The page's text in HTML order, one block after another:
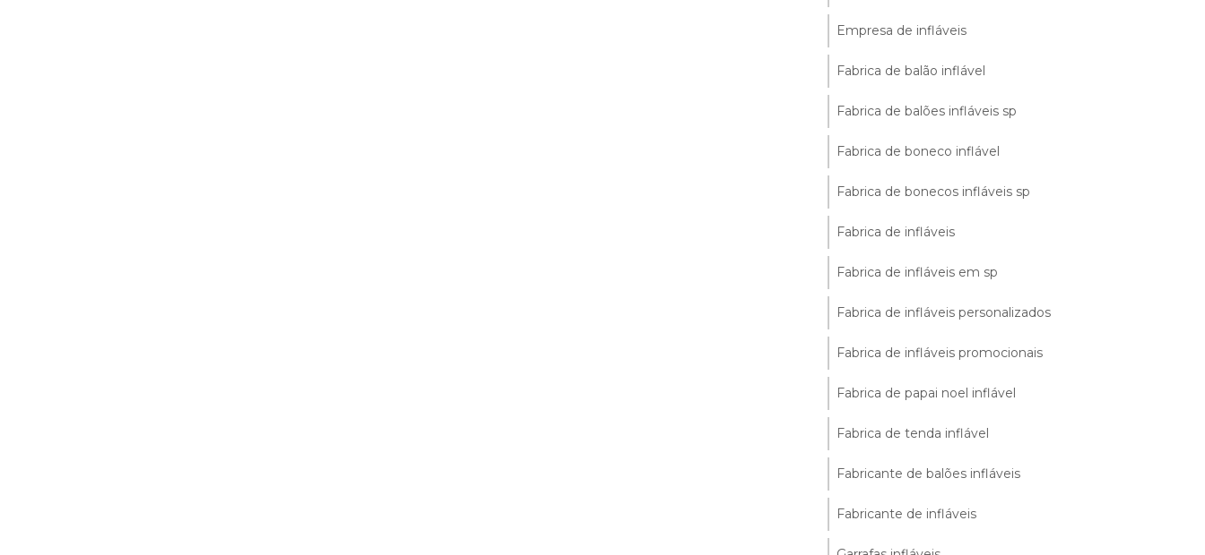
Empresa de infláveis
Fabrica de balão inflável
Fabrica de balões infláveis sp
Fabrica de boneco inflável
Fabrica de bonecos infláveis sp
Fabrica de infláveis
Fabrica de infláveis em sp
Fabrica de infláveis personalizados
Fabrica de infláveis promocionais
Fabrica de papai noel inflável
Fabrica de tenda inflável
Fabricante de balões infláveis
Fabricante de infláveis